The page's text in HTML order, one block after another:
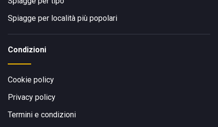
Spiagge per località più popolari
Condizioni
Cookie policy
Privacy policy
Termini e condizioni